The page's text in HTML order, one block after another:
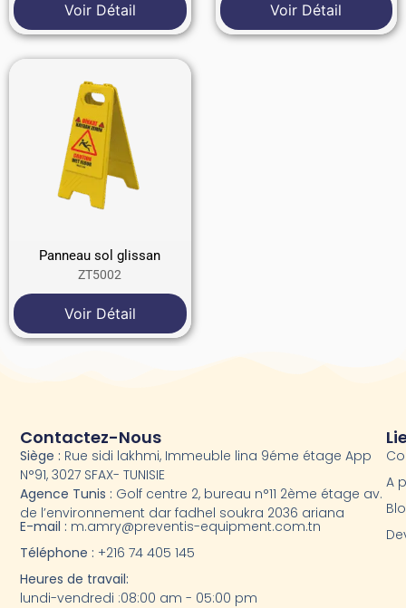
Voir Détail Voir Détail
Panneau sol glissan
ZT5002
Voir Détail
A
Contactez-Nous
Siège : Rue sidi lakhmi, Immeuble lina 9éme étage App
N°91, 3027 SFAX- TUNISIE
Agence Tunis : Golf centre 2, bureau n°11 2ème étage av.
de l’environnement dar fadhel soukra 2036 ariana
E-mail : m.amry@preventis-equipment.com.tn
Téléphone : +216 74 405 145
Heures de travail:
lundi-vendredi :08:00 am - 05:00 pm